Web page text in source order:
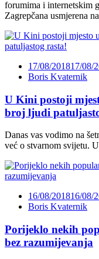
forumima i internetskim
Zagrepčana usmjerena na
17/08/201817/08/
Boris Kvaternik
U Kini postoji
broj ljudi
Danas vas vodimo na
već o stvarnom svijetu.
16/08/201816/08/
Boris Kvaternik
Porijeklo nekih
bez razumijevanja